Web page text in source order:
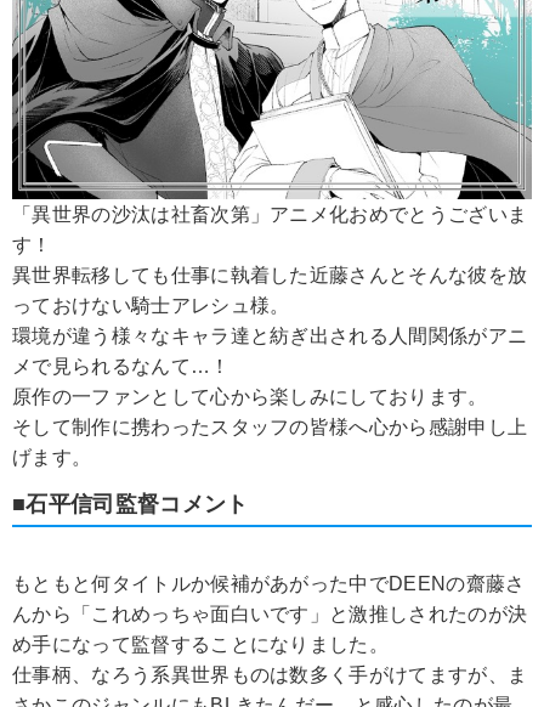
「異世界の沙汰は社畜次第」アニメ化おめでとうございま
す！
異世界転移しても仕事に執着した近藤さんとそんな彼を放
っておけない騎士アレシュ様。
環境が違う様々なキャラ達と紡ぎ出される人間関係がアニ
メで見られるなんて…！
原作の一ファンとして心から楽しみにしております。
そして制作に携わったスタッフの皆様へ心から感謝申し上
げます。
■石平信司監督コメント
もともと何タイトルか候補があがった中でDEENの齋藤さ
んから「これめっちゃ面白いです」と激推しされたのが決
め手になって監督することになりました。
仕事柄、なろう系異世界ものは数多く手がけてますが、ま